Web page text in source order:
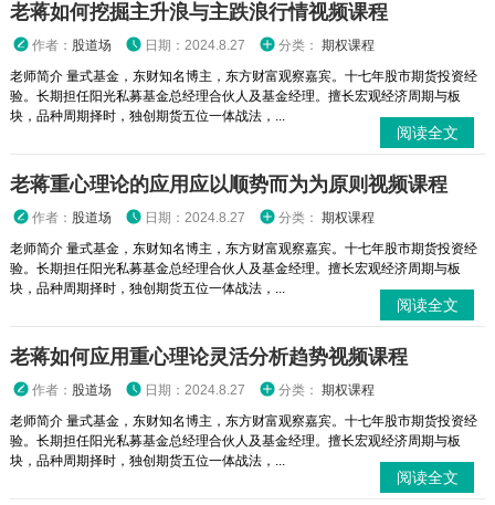
老蒋如何挖掘主升浪与主跌浪行情视频课程
作者： 股道场 日期：2024.8.27 分类： 期权课程
老师简介 量式基金，东财知名博主，东方财富观察嘉宾。十七年股市期货投资经
验。长期担任阳光私募基金总经理合伙人及基金经理。擅长宏观经济周期与板
块，品种周期择时，独创期货五位一体战法，...
阅读全文
老蒋重心理论的应用应以顺势而为为原则视频课程
作者： 股道场 日期：2024.8.27 分类： 期权课程
老师简介 量式基金，东财知名博主，东方财富观察嘉宾。十七年股市期货投资经
验。长期担任阳光私募基金总经理合伙人及基金经理。擅长宏观经济周期与板
块，品种周期择时，独创期货五位一体战法，...
阅读全文
老蒋如何应用重心理论灵活分析趋势视频课程
作者： 股道场 日期：2024.8.27 分类： 期权课程
老师简介 量式基金，东财知名博主，东方财富观察嘉宾。十七年股市期货投资经
验。长期担任阳光私募基金总经理合伙人及基金经理。擅长宏观经济周期与板
块，品种周期择时，独创期货五位一体战法，...
阅读全文